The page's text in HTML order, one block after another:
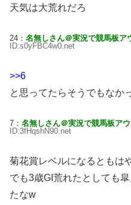
天気は大荒れだろ
24： 名無しさん＠実況で競馬板ア
ID:s0yFBC4w0.net
>>6
と思ってたらそうでもなか
7： 名無しさん＠実況で競馬板アウ
ID:3fHqshN90.net
菊花賞レベルになるともは
でも3歳GI荒れたとしても
たなw